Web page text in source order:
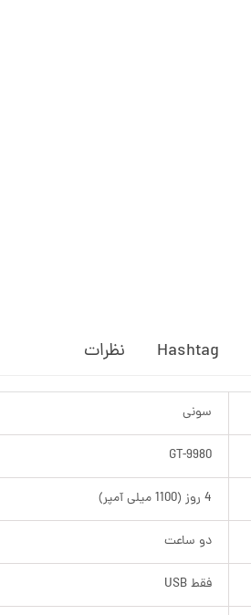
Hashtag نظرات
سونی
GT-9980
4 روز (1100 میلی آمپر)
دو ساعت
فقط USB